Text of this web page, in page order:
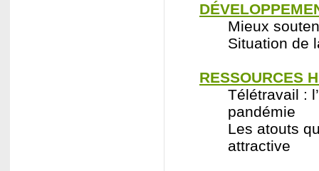
Mieux
Situation de
RESSOURCES
Télétravail :
pandémie
Les atouts
attractive